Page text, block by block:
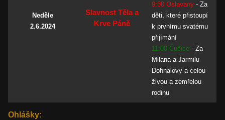
Neděle
2.6.2024
Slavnost Těla a
Krve Páně
9:30 Oslavany -Za
děti, které přistoupí
k prvnímu svatému
přijímání
11:00 Čučice -Za
Milana a Jarmilu
Dohnalovy a celou
živou a zemřelou
rodinu
Ohlášky: